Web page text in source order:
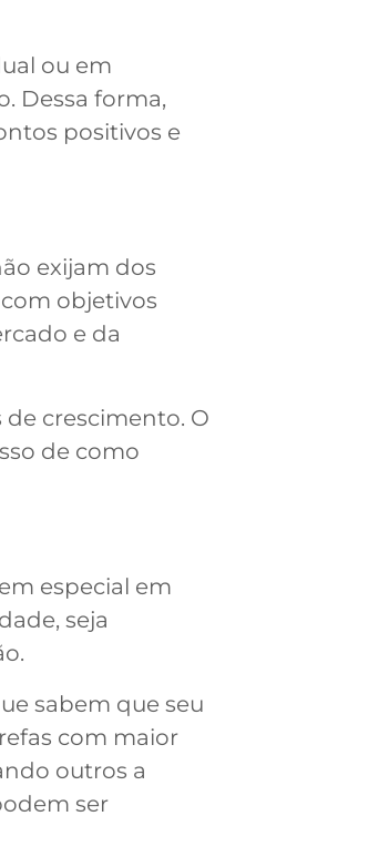
ou em
Dessa forma,
positivos e
exijam dos
objetivos
e da
de crescimento. O
de como
especial em
seja
sabem que seu
com maior
outros a
ser